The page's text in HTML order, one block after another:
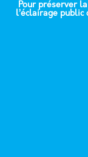
Pour préserver
l’éclairage public